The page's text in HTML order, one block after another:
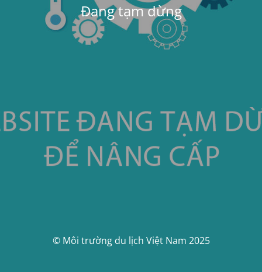
Đang tạm dừng
© Môi trường du lịch Việt Nam 2025